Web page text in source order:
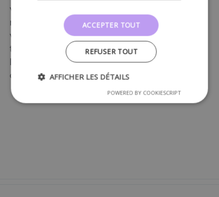
voyez toutes les filiales disponibles ainsi que le
nom, la société, l’adresse, le code postal, la
ville, le statut, le numéro de TVA, le numéro de
téléphone, le numéro APB, le numéro INAMI,
l’URL, le type, les langues, l’adresse e-mail, «
créé le » ou « adapté le ».
ACCEPTER TOUT
REFUSER TOUT
AFFICHER LES DÉTAILS
POWERED BY COOKIESCRIPT